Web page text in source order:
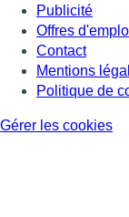
Publicité
Offres
Contact
Mentions
Politique de
Gérer les cookies